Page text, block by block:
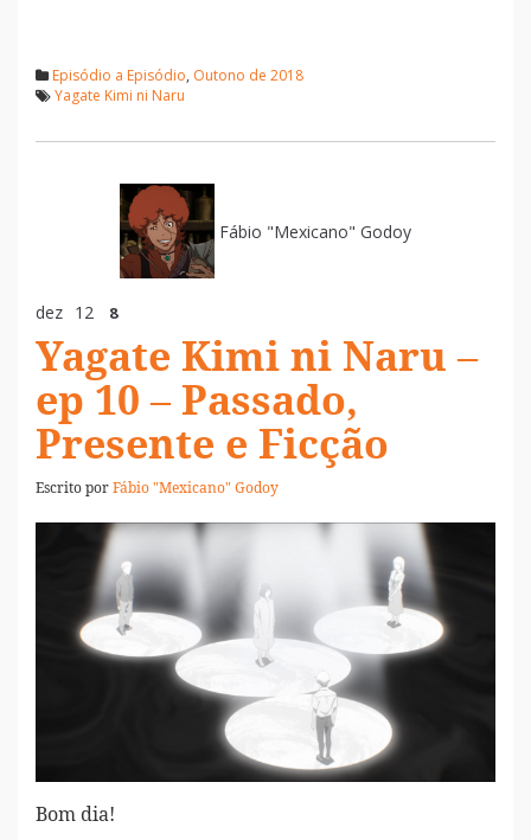
Episódio a Episódio, Outono de 2018
Yagate Kimi ni Naru
Fábio "Mexicano" Godoy
dez 12 8
Yagate Kimi ni Naru –
ep 10 – Passado,
Presente e Ficção
Escrito porFábio "Mexicano" Godoy
Bom dia!